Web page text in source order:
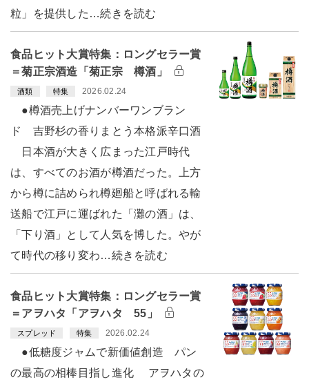
粒」を提供した…続きを読む
食品ヒット大賞特集：ロングセラー賞
＝菊正宗酒造「菊正宗 樽酒」
酒類 特集 2026.02.24
●樽酒売上げナンバーワンブラン
ド 吉野杉の香りまとう本格派辛口酒
日本酒が大きく広まった江戸時代
は、すべてのお酒が樽酒だった。上方
から樽に詰められ樽廻船と呼ばれる輸
送船で江戸に運ばれた「灘の酒」は、
「下り酒」として人気を博した。やが
て時代の移り変わ…続きを読む
食品ヒット大賞特集：ロングセラー賞
＝アヲハタ「アヲハタ 55」
スプレッド 特集 2026.02.24
●低糖度ジャムで新価値創造 パン
の最高の相棒目指し進化 アヲハタの